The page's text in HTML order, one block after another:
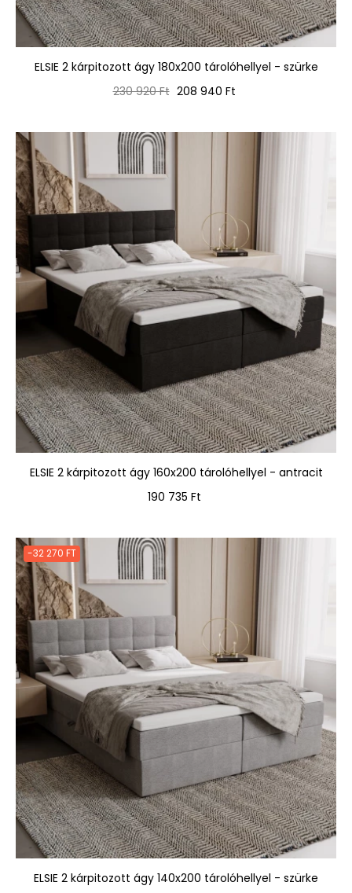
ELSIE 2 kárpitozott ágy 180x200 tárolóhellyel - szürke
Normál
230 920 Ft Ár
208 940 Ft
ELSIE 2 kárpitozott ágy 160x200 tárolóhellyel - antracit
Ár
190 735 Ft
-32 270 FT
ELSIE 2 kárpitozott ágy 140x200 tárolóhellyel - szürke